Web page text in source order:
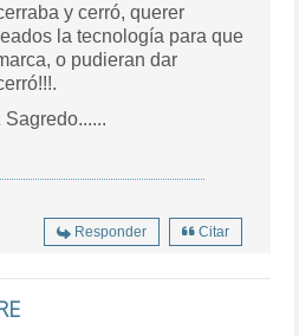
y cerró, querer
la tecnología para que
o pudieran dar
Responder Citar